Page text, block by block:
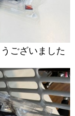
ございました